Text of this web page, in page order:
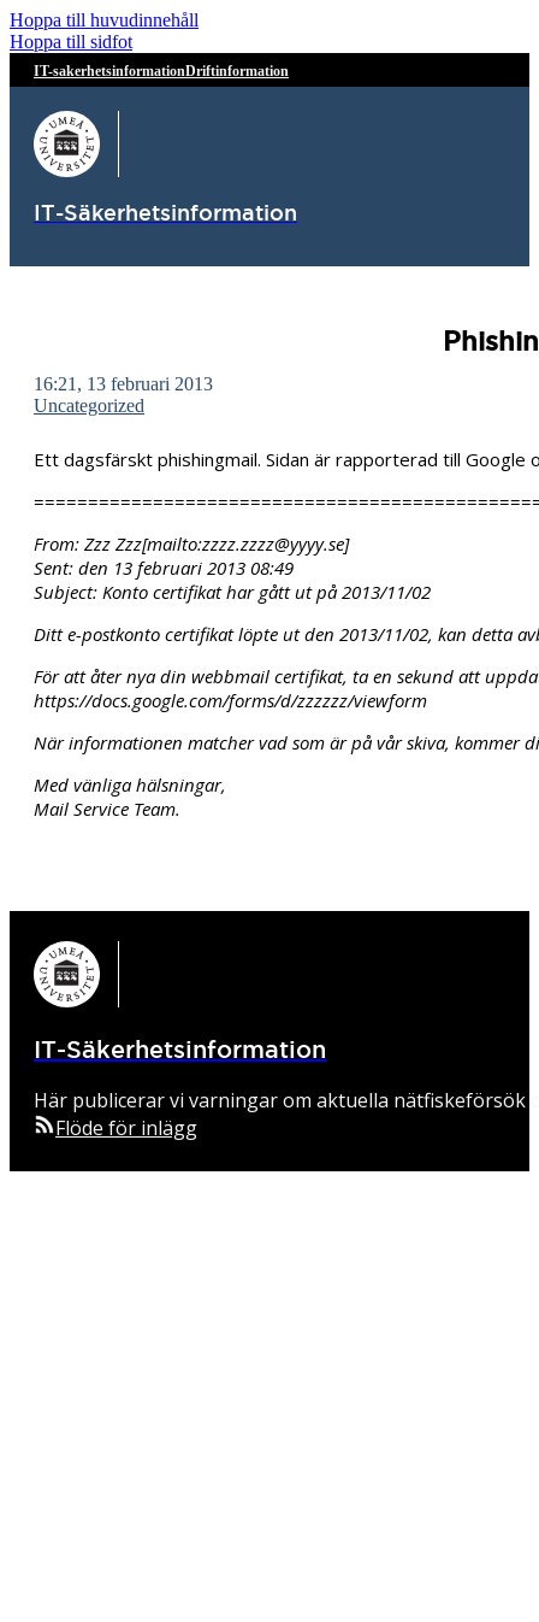
Hoppa till huvudinnehåll
Hoppa till sidfot
IT-sakerhetsinformationDriftinformation
IT-Säkerhetsinformation
16:21, 13 februari 2013
Uncategorized
Ett dagsfärskt phishingmail. Sidan är rapporterad till
From: Zzz Zzz[mailto:zzzz.zzzz@yyyy.se]
Sent: den 13 februari 2013 08:49
Subject: Konto certifikat har gått ut på 2013/11/02
Ditt e-postkonto certifikat löpte ut den 2013/11/02, kan detta
För att åter nya din webbmail certifikat, ta en sekund att
https://docs.google.com/forms/d/zzzzzz/viewform
När informationen matcher vad som är på vår skiva, kommer
Med vänliga hälsningar,
Mail Service Team.
IT-Säkerhetsinformation
Här publicerar vi varningar om aktuella
Flöde för inlägg